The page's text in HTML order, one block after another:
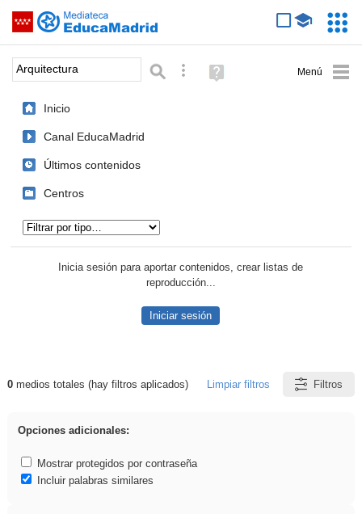
Saltar navegación
Palabra o frase: Búsqueda avanzada
Ayuda
(en
Inicio
Canal EducaMadrid
Últimos contenidos
Centros
Inicia sesión para aportar contenidos, crear listas de
reproducción...
Iniciar sesión
Resultados de: Arquitectura
0medios totales (hay filtros aplicados) Limpiar filtros Filtros
Opciones adicionales:
Mostrar protegidos por contraseña
Incluir palabras similares